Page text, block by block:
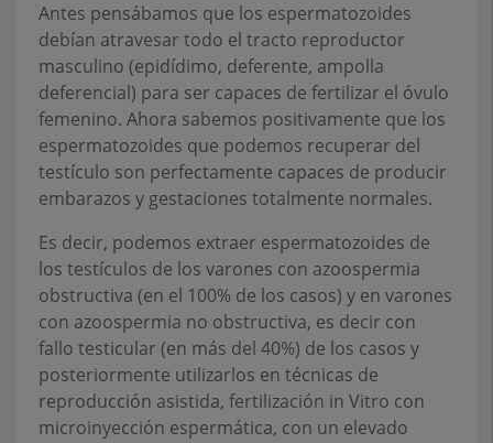
Antes pensábamos que los espermatozoides
debían atravesar todo el tracto reproductor
masculino (epidídimo, deferente, ampolla
deferencial) para ser capaces de fertilizar el óvulo
femenino. Ahora sabemos positivamente que los
espermatozoides que podemos recuperar del
testículo son perfectamente capaces de producir
embarazos y gestaciones totalmente normales.
Es decir, podemos extraer espermatozoides de
los testículos de los varones con azoospermia
obstructiva (en el 100% de los casos) y en varones
con azoospermia no obstructiva, es decir con
fallo testicular (en más del 40%) de los casos y
posteriormente utilizarlos en técnicas de
reproducción asistida, fertilización in Vitro con
microinyección espermática, con un elevado